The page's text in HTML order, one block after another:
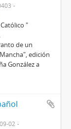
"
de un
edición
González a
02